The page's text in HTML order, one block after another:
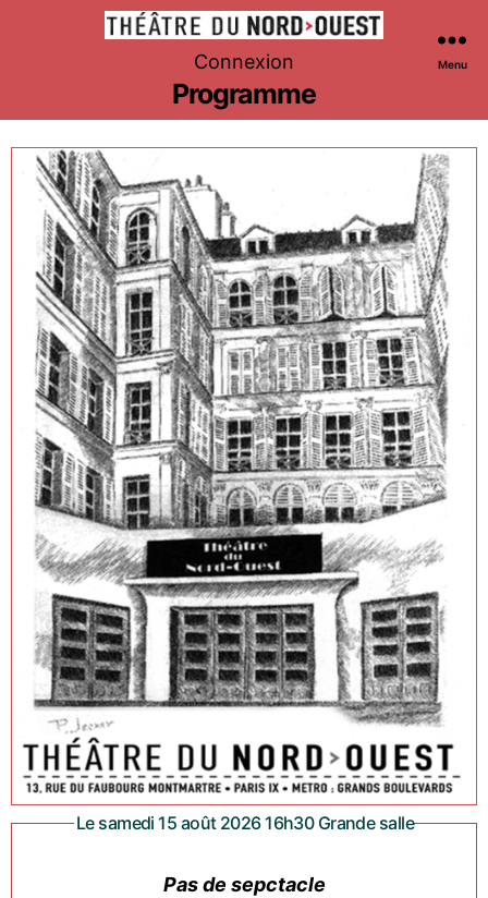
Théâtre
du
Nord-
Ouest
Connexion Menu
Programme
Le samedi 15 août 2026 16h30 Grande salle
Pas de sepctacle